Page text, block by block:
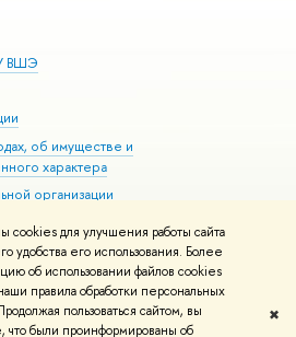
cookies для улучшения работы сайта
его использования. Более
об использовании файлов cookies
правила обработки персональных
пользоваться сайтом, вы
что были проинформированы об
✖
ВШЭ
об имуществе и
характера
организации
здоровья